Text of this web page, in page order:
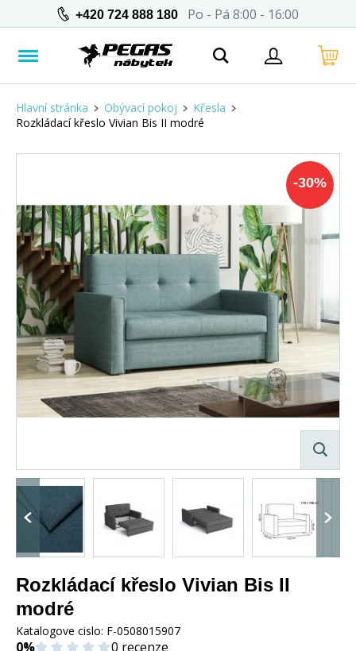
+420 724 888 180 Po - Pá 8:00 - 16:00
Hlavní stránka Obývací pokoj
Křesla
Rozkládací křeslo Vivian Bis II modré
-30%
Rozkládací křeslo Vivian Bis II
modré
Katalogove cislo: F-0508015907
0% 0 recenze